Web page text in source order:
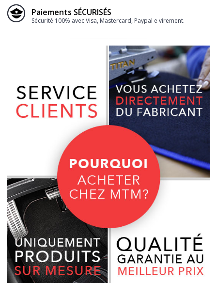
Paiements SÉCURISÉS
Sécurité 100% avec Visa, Mastercard, Paypal e virement.